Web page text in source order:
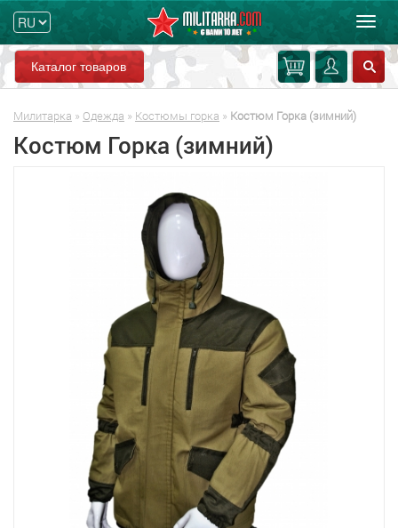
Каталог товаров
Милитарка » Одежда » Костюмы горка » Костюм Горка (зимний)
Костюм Горка (зимний)